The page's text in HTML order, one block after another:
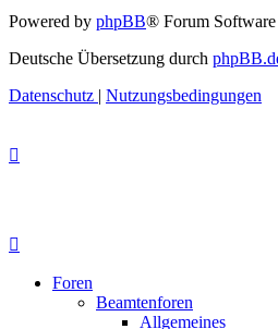
Powered by phpBB® Forum
Deutsche Übersetzung durch
Datenschutz | Nutzungsbedingungen
Foren
Beamtenforen
Allgemeines